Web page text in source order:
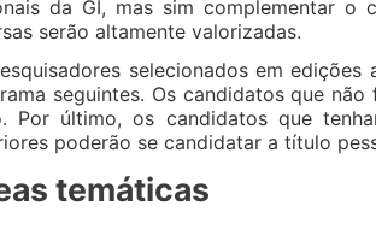
da GI, mas sim complementar o
serão altamente valorizadas.
selecionados em
seguintes. Os candidatos que
Por último, os candidatos que
poderão se candidatar a título
temáticas